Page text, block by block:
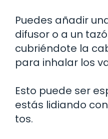
Puedes añadir
difusor o a un
cubriéndote la
para inhalar los
Esto puede ser
estás lidiando
tos.